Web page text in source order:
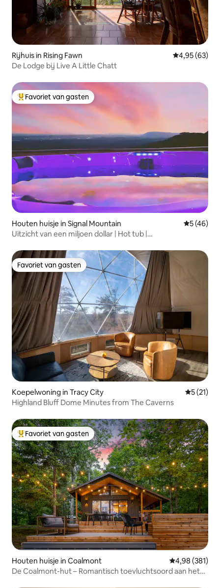
Rijhuis in Rising Fawn Gemiddelde
4,95 (63)
De Lodge bij Live A Little Chatt
Topfavoriet van gasten
Favoriet van gasten
Houten huisje in Signal Mountain
5 (46)
Uitzicht van een miljoen dollar | Hot tub |
Favoriet van gasten
Favoriet van gasten
Koepelwoning in Tracy City
5 (21)
Highland Bluff Dome Minutes from The Caverns
Topfavoriet van gasten
Favoriet van gasten
Houten huisje in Coalmont Gemiddelde
4,98 (381)
De Coalmont-hut – Romantisch toevluchtsoord aan het